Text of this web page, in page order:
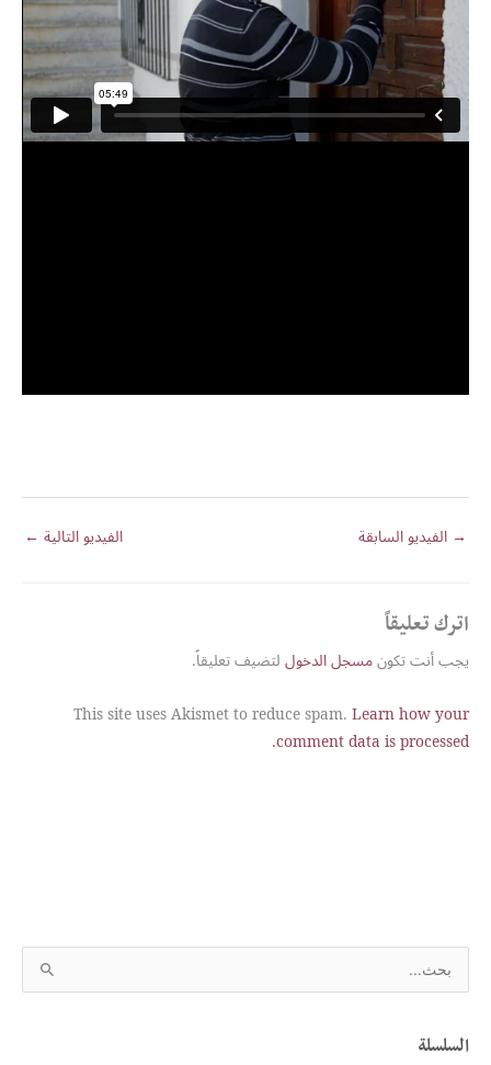
→ الفيديو السابقة الفيديو التالية ←
اترك تعليقاً
يجب أنت تكونمسجل الدخوللتضيف تعليقاً.
This site uses Akismet to reduce spam.Learn how your
comment data is processed.
e
rالسلسلة